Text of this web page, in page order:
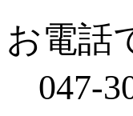
お電話
047-